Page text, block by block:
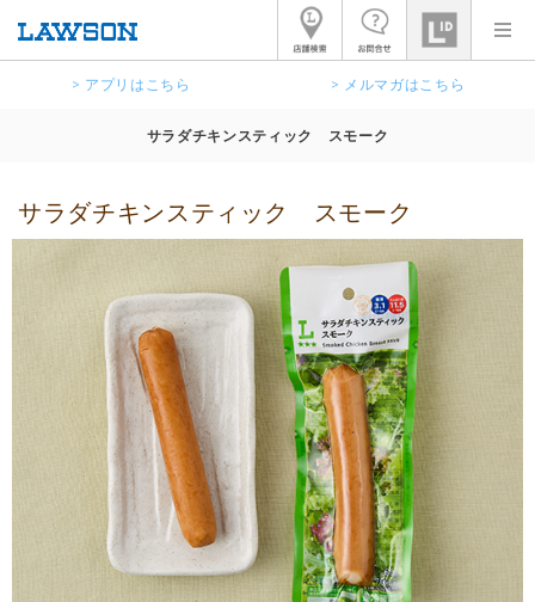
> アプリはこちら > メルマガはこちら
サラダチキンスティック スモーク
サラダチキンスティック スモーク